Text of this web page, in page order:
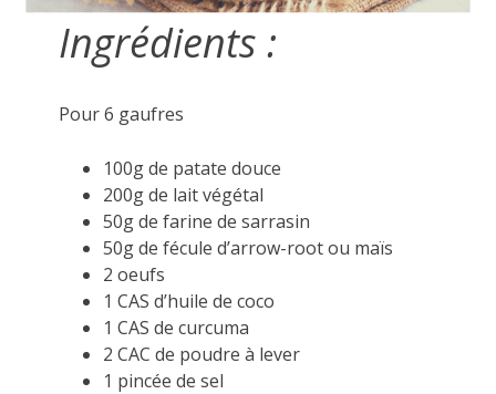
Ingrédients :
Pour 6 gaufres
100g de patate douce
200g de lait végétal
50g de farine de sarrasin
50g de fécule d’arrow-root ou maïs
2 oeufs
1 CAS d’huile de coco
1 CAS de curcuma
2 CAC de poudre à lever
1 pincée de sel